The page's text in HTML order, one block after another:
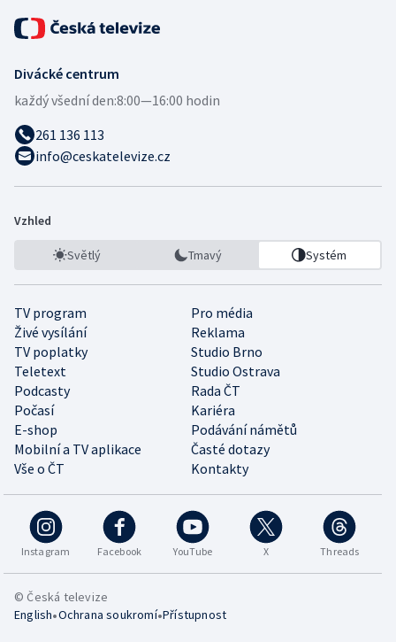
Divácké centrum
každý všední den:8:00—16:00 hodin
261 136 113
info@ceskatelevize.cz
Vzhled
Světlý Tmavý Systém
TV program
Pro média
Živé vysílání
Reklama
TV poplatky
Studio Brno
Teletext
Studio Ostrava
Podcasty
Rada ČT
Počasí
Kariéra
E-shop
Podávání námětů
Mobilní a TV aplikace
Časté dotazy
Vše o ČT
Kontakty
Instagram Facebook YouTube X Threads
© Česká televize
English•Ochrana soukromí•Přístupnost